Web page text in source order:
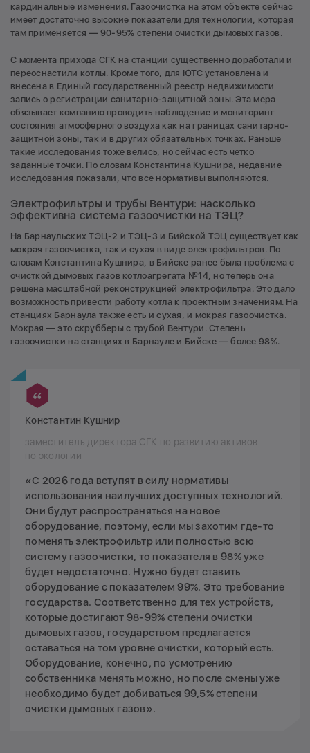
кардинальные изменения. Газоочистка на этом объекте сейчас
имеет достаточно высокие показатели для технологии, которая
там применяется — 90-95% степени очистки дымовых газов.
С момента прихода СГК на станции существенно доработали и
переоснастили котлы. Кроме того, для ЮТС установлена и
внесена в Единый государственный реестр недвижимости
запись о регистрации санитарно-защитной зоны. Эта мера
обязывает компанию проводить наблюдение и мониторинг
состояния атмосферного воздуха как на границах санитарно-
защитной зоны, так и в других обязательных точках. Раньше
такие исследования тоже велись, но сейчас есть четко
заданные точки. По словам Константина Кушнира, недавние
исследования показали, что все нормативы выполняются.
Электрофильтры и трубы Вентури: насколько
эффективна система газоочистки на ТЭЦ?
На Барнаульских ТЭЦ-2 и ТЭЦ-3 и Бийской ТЭЦ существует как
мокрая газоочистка, так и сухая в виде электрофильтров. По
словам Константина Кушнира, в Бийске ранее была проблема с
очисткой дымовых газов котлоагрегата №14, но теперь она
решена масштабной реконструкцией электрофильтра. Это дало
возможность привести работу котла к проектным значениям. На
станциях Барнаула также есть и сухая, и мокрая газоочистка.
Мокрая — это скрубберыс трубой Вентури . Степень
газоочистки на станциях в Барнауле и Бийске — более 98%.
Константин Кушнир
заместитель директора СГК по развитию активов
по экологии
«С 2026 года вступят в силу нормативы
использования наилучших доступных технологий.
Они будут распространяться на новое
оборудование, поэтому, если мы захотим где-то
поменять электрофильтр или полностью всю
систему газоочистки, то показателя в 98% уже
будет недостаточно. Нужно будет ставить
оборудование с показателем 99%. Это требование
государства. Соответственно для тех устройств,
которые достигают 98-99% степени очистки
дымовых газов, государством предлагается
оставаться на том уровне очистки, который есть.
Оборудование, конечно, по усмотрению
собственника менять можно, но после смены уже
необходимо будет добиваться 99,5% степени
очистки дымовых газов».